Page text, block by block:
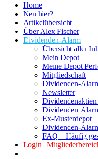
Home
Neu hier?
Artikelübersicht
Über Alex Fischer
Dividenden-Alarm
Übersicht aller
Mein Depot
Meine Depot
Mitgliedschaft
Dividenden-
Newsletter
Dividenden-
Ex-Musterdepot
Dividenden-
FAQ – Häufig
Login |